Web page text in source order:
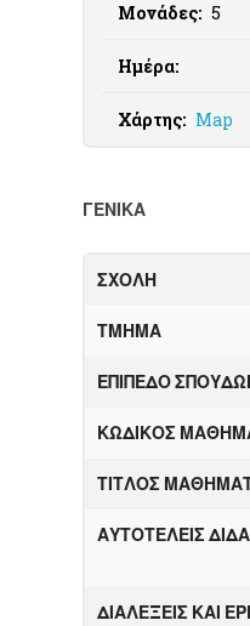
Μονάδες: 5
Ημέρα:
Χάρτης: Map
ΓΕΝΙΚΑ
ΣΧΟΛΗ
ΤΜΗΜΑ
ΕΠ Π ΕΔΟ
ΚΩΔΙΚΟΣ
ΤΙΤΛΟΣ
ΑΥΤΟΤΕΛΕΙΣ
ΔΙΑΛΕΞΕΙΣ ΚΑΙ